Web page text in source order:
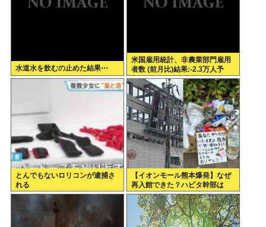
水道水を飲むの止めた結果⋯
米国雇用統計、非農業部門雇用
者数 (前月比)結果:-2.3万人予
想:+8.0万人、失業率結果:+4.1%
予想:+4.2%、9月利下げか
とんでもないロリコンが逮捕さ
れる
【イオンモール熊本爆発】なぜ
再入館できた？ハビタ幹部は
「モール職員は引き止めなかっ
た」イオン「運用を徹底できな
かった可能性」